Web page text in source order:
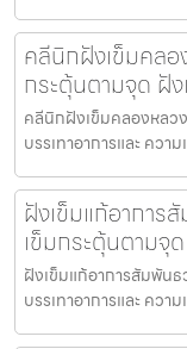
คลีนิกฝังเข็มคลอ
กระตุ้นตามจุด ฝั
คลีนิกฝังเข็มคลองหลว
บรรเทาอาการและ คว
ฝังเข็มแก้อาการ
เข็มกระตุ้นตามจุ
ฝังเข็มแก้อาการสัมพัน
บรรเทาอาการและ คว